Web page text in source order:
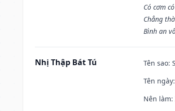
Có cơm
Chẳng
Bình an
Nhị Thập Bát Tú Tên sao:
Tên ngày
Nên làm